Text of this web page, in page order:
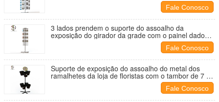
Fale Conosco
3 lados prendem o suporte do assoalho da
exposição do girador da grade com o painel dado
Fale Conosco
Suporte de exposição do assoalho do metal dos
ramalhetes da loja de floristas com o tambor de 7 -
Fale Conosco